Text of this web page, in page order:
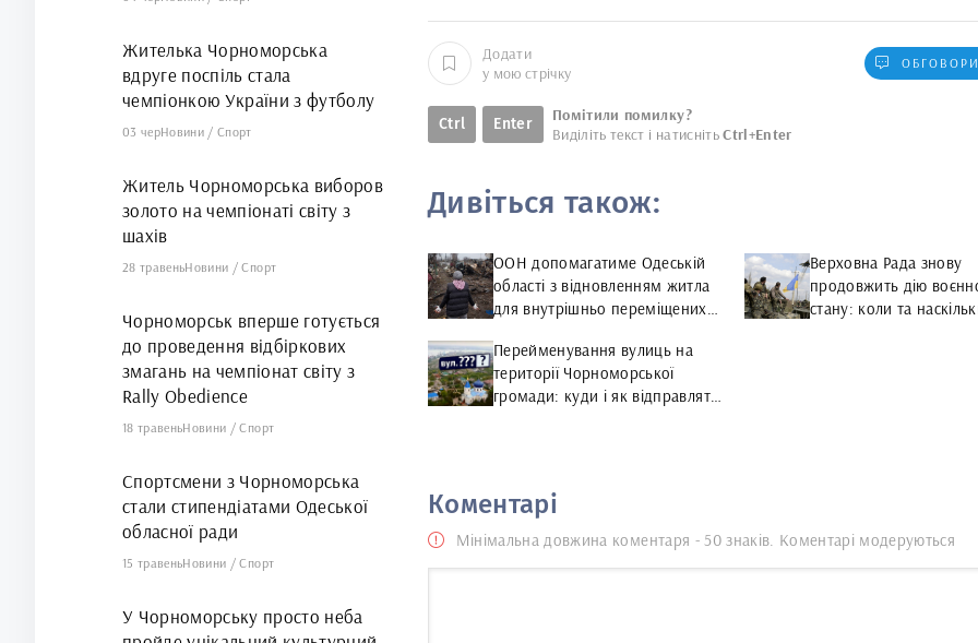
Додати
у мою стрічку
Ctrl Enter
Помітили помилку?
Виділіть текст і натиснітьCtrl+Enter
Дивіться також:
ООН допомагатиме Одеській
області з відновленням житла
для внутрішньо переміщених
Верховна Рада знову
продовжить дію
стану: коли та
Перейменування вулиць на
території Чорноморської
громади: куди і як відправляти
Коментарі
Мінімальна довжина коментаря - 50 знаків. Коментарі модеруються
Жителька Чорноморська
вдруге поспіль стала
чемпіонкою України з футболу
03 черНовини /Спорт
Житель Чорноморська виборов
золото на чемпіонаті світу з
шахів
28 травеньНовини /Спорт
Чорноморськ вперше готується
до проведення відбіркових
змагань на чемпіонат світу з
Rally Obedience
18 травеньНовини /Спорт
Спортсмени з Чорноморська
стали стипендіатами Одеської
обласної ради
15 травеньНовини /Спорт
У Чорноморську просто неба